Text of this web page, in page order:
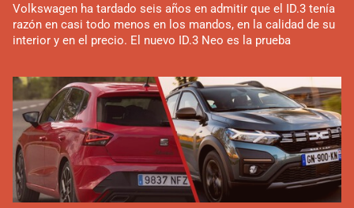
Volkswagen ha tardado seis años en admitir que el ID.3 tenía
razón en casi todo menos en los mandos, en la calidad de su
interior y en el precio. El nuevo ID.3 Neo es la prueba